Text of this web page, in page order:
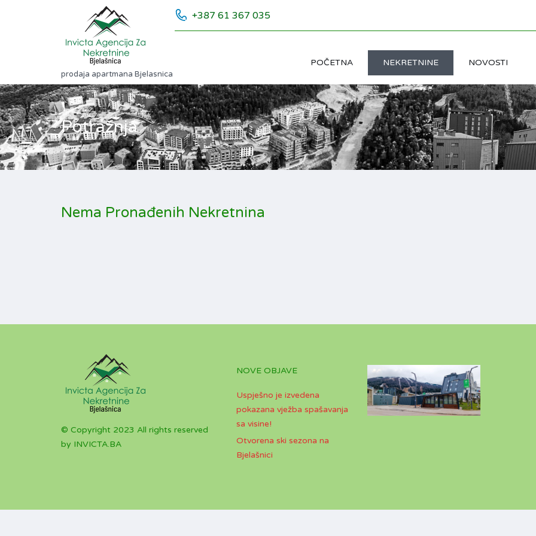
prodaja apartmana Bjelasnica
+387 61 367 035
POČETNA NEKRETNINE NOVOSTI
Potražnja
Nema Pronađenih Nekretnina
© Copyright 2023 All rights reserved
by INVICTA.BA
NOVE OBJAVE
Uspješno je izvedena
pokazana vježba spašavanja
sa visine!
Otvorena ski sezona na
Bjelašnici